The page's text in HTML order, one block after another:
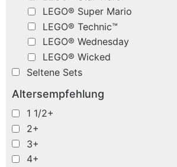
LEGO® Super Mario
LEGO® Technic™
LEGO® Wednesday
LEGO® Wicked
Seltene Sets
Altersempfehlung
1 1/2+
2+
3+
4+